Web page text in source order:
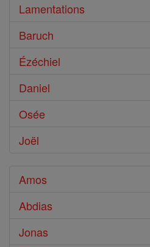
Lamentations
Baruch
Ézéchiel
Daniel
Osée
Joël
Amos
Abdias
Jonas